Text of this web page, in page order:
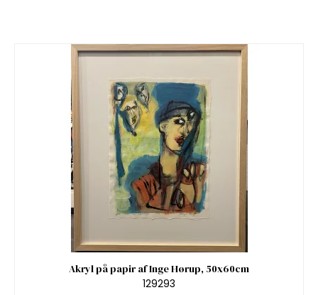
Akryl på papir af Inge Hørup, 50x60cm
129293